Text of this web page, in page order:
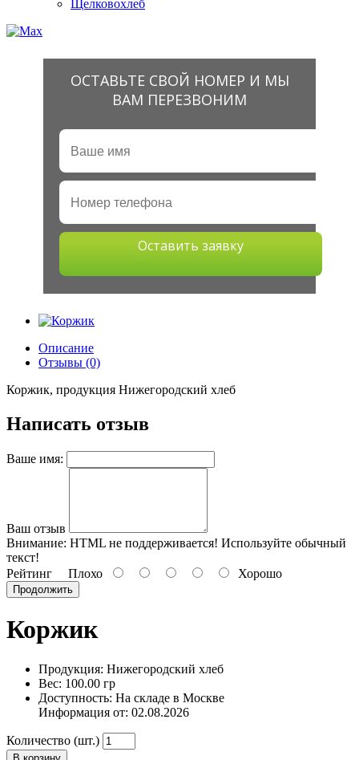
Щелковохлеб
ОСТАВЬТЕ СВОЙ НОМЕР И МЫ
ВАМ ПЕРЕЗВОНИМ
Оставить заявку
Описание
Отзывы (0)
Коржик, продукция Нижегородский хлеб
Написать отзыв
Ваше имя:
Ваш отзыв
Внимание: HTML не поддерживается! Используйте обычный
текст!
Рейтинг Плохо Хорошо
Продолжить
Коржик
Продукция: Нижегородский хлеб
Вес: 100.00 гр
Доступность: На складе в Москве
Информация от: 02.08.2026
Количество (шт.)